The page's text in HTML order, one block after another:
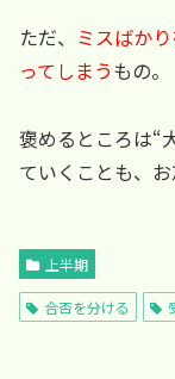
ただ、 ミスばか
ってしまうもの。
褒めるところは“
ていくことも、お
上半期
合否を分ける